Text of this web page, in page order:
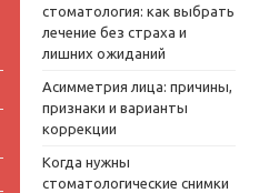
стоматология: как выбрать
лечение без страха и
лишних ожиданий
Асимметрия лица: причины,
признаки и варианты
коррекции
Когда нужны
стоматологические снимки